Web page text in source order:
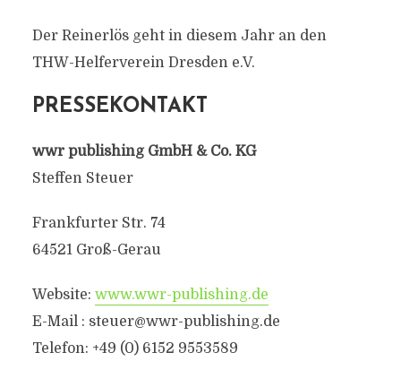
Der Reinerlös geht in diesem Jahr an den
THW-Helferverein Dresden e.V.
PRESSEKONTAKT
wwr publishing GmbH & Co. KG
Steffen Steuer
Frankfurter Str. 74
64521 Groß-Gerau
Website: www.wwr-publishing.de
E-Mail : steuer@wwr-publishing.de
Telefon: +49 (0) 6152 9553589